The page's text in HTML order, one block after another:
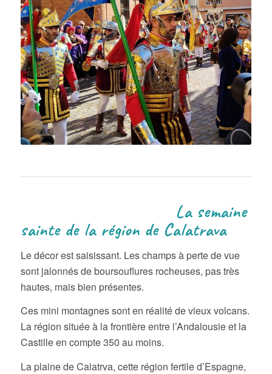
La semaine
sainte de la région de Calatrava
Le décor est saisissant. Les champs à perte de vue
sont jalonnés de boursouflures rocheuses, pas très
hautes, mais bien présentes.
Ces mini montagnes sont en réalité de vieux volcans.
La région située à la frontière entre l’Andalousie et la
Castille en compte 350 au moins.
La plaine de Calatrva, cette région fertile d’Espagne,